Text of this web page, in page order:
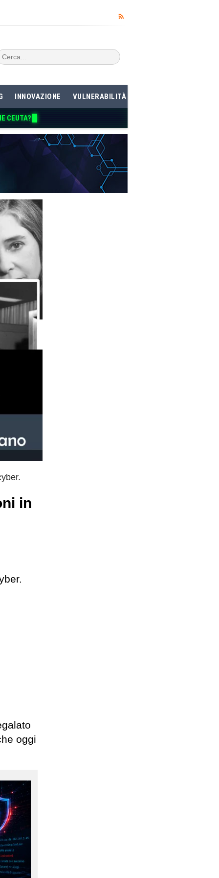
INNOVAZIONE VULNERABILITÀ
CEUTA?
in
oggi